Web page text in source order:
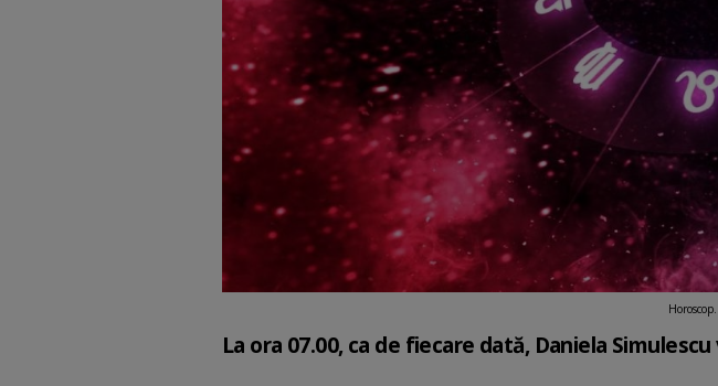
La ora 07.00, ca de fiecare dată, Daniela